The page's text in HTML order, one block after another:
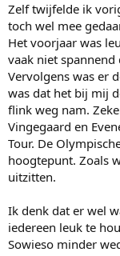
Zelf twijfelde ik
toch wel mee
Het voorjaar was
vaak niet
Vervolgens was er
was dat het bij mij
flink weg nam.
Vingegaard en
Tour. De
hoogtepunt. Zoals
uitzitten.
Ik denk dat er wel
iedereen leuk te
Sowieso minder